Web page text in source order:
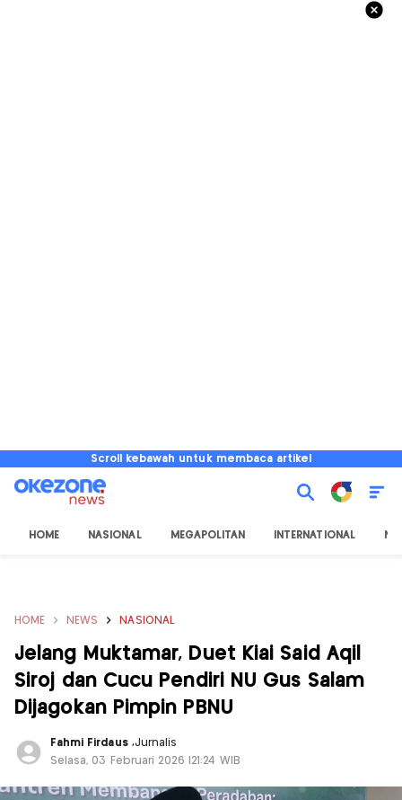
Scroll kebawah untuk membaca artikel
HOME NASIONAL MEGAPOLITAN INTERNATIONAL
HOME NEWS NASIONAL
Jelang Muktamar, Duet Kiai Said Aqil
Siroj dan Cucu Pendiri NU Gus Salam
Dijagokan Pimpin PBNU
Fahmi Firdaus ,Jurnalis
Selasa, 03 Februari 2026 |21:24 WIB